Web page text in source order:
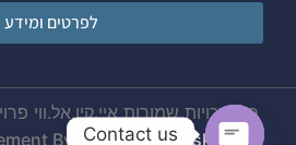
לפרטים ומידע
כל הזכויות שמורות איי.קיו.אל.ווי
By
Tzachi Quatinsky
Contact us